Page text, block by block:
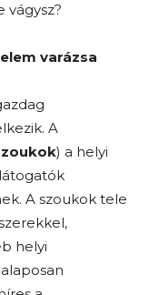
vágysz?
varázsa
A
) a helyi
A szoukok tele
helyi